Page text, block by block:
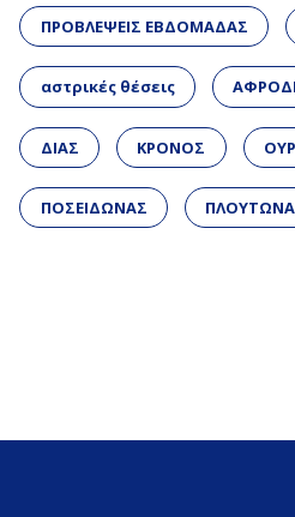
ΠΡΟΒΛΕΨΕΙΣ ΕΒΔΟΜΑΔΑΣ
αστρικές θέσεις
ΔΙΑΣ ΚΡΟΝΟΣ
ΠΟΣΕΙΔΩΝΑΣ